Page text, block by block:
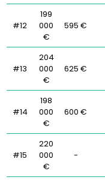
#12
199
000
€
595 €
#13
204
000
€
625 €
#14
198
000
€
600 €
#15
220
000
€
-